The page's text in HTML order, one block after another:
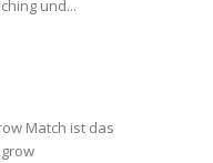
und...
Match ist das